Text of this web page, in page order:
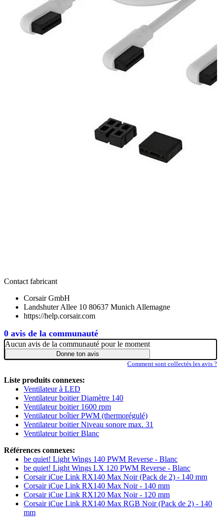
0 avis de la communauté
Contact fabricant
Corsair GmbH
Landshuter Allee 10 80637 Munich Allemagne
https://help.corsair.com
Aucun avis de la communauté pour le moment
Donne ton avis
Comment sont collectés les avis ?
Liste produits connexes:
Ventilateur à LED
Ventilateur boitier Diamètre 140
Ventilateur boitier 1600 rpm
Ventilateur boîtier PWM (thermorégulé)
Ventilateur boitier Niveau sonore max. 31
Ventilateur boitier Blanc
Références connexes:
be quiet! Light Wings 140 PWM Reverse - Blanc
be quiet! Light Wings LX 120 PWM Reverse - Blanc
Corsair iCue Link RX140 Max Noir (Pack de 2) - 140 mm
Corsair iCue Link RX140 Max Noir - 140 mm
Corsair iCue Link RX120 Max Noir - 120 mm
Corsair iCue Link RX140 Max RGB Noir (Pack de 2) - 140
mm